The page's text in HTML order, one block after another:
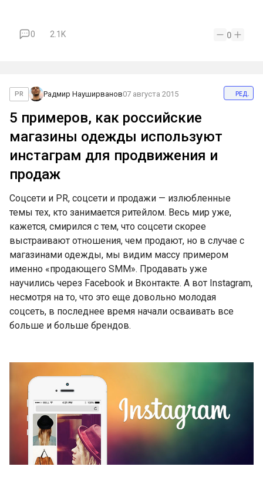
0 2.1K 0
PR Радмир Науширванов07 августа 2015 ред.
5 примеров, как российские
магазины одежды используют
инстаграм для продвижения и
продаж
Соцсети и PR, соцсети и продажи — излюбленные
темы тех, кто занимается ритейлом. Весь мир уже,
кажется, смирился с тем, что соцсети скорее
выстраивают отношения, чем продают, но в случае с
магазинами одежды, мы видим массу примером
именно «продающего SMM». Продавать уже
научились через Facebook и Вконтакте. А вот Instagram,
несмотря на то, что это еще довольно молодая
соцсеть, в последнее время начали осваивать все
больше и больше брендов.